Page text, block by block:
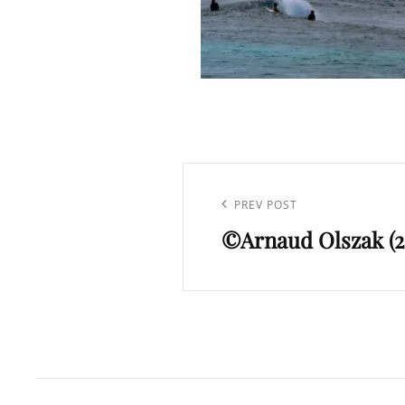
l’article
Previous
Post
PREV POST
©Arnaud Olszak